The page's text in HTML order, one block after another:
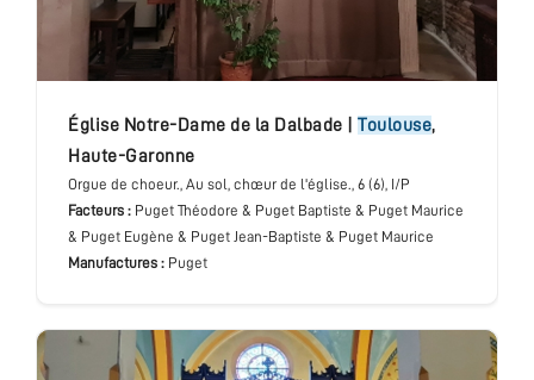
Église Notre-Dame de la Dalbade Toulouse,
Haute-Garonne
Orgue de choeur., Au sol, chœur de l'église., 6 (6), I/P
Facteurs : Puget Théodore & Puget Baptiste & Puget Maurice
& Puget Eugène & Puget Jean-Baptiste & Puget Maurice
Manufactures : Puget